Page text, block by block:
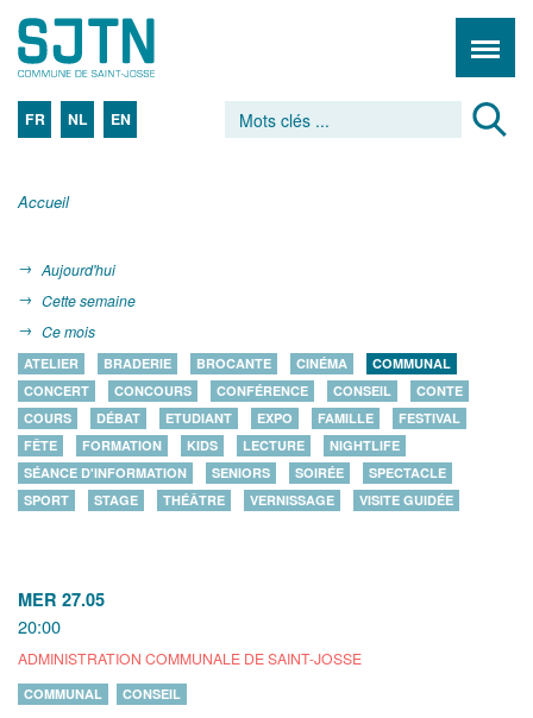
FR NL EN
Accueil
Aujourd'hui
Cette semaine
Ce mois
ATELIER BRADERIE BROCANTE CINÉMA
COMMUNAL
CONCERT
CONCOURS CONFÉRENCE CONSEIL
CONTE
COURS
DÉBAT ETUDIANT EXPO FAMILLE
FESTIVAL
FÊTE
FORMATION KIDS LECTURE
NIGHTLIFE
SÉANCE D'INFORMATION
SENIORS SOIRÉE
SPECTACLE
SPORT
STAGE THÉÂTRE VERNISSAGE VISITE GUIDÉE
MER 27.05
20:00
ADMINISTRATION COMMUNALE DE SAINT-JOSSE
COMMUNAL CONSEIL